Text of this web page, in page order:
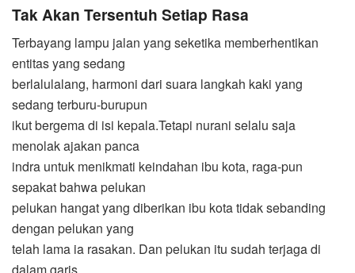
Tak Akan Tersentuh Setiap Rasa
Terbayang lampu jalan yang seketika memberhentikan
entitas yang sedang
berlalulalang, harmoni dari suara langkah kaki yang
sedang terburu-burupun
ikut bergema di isi kepala.Tetapi nurani selalu saja
menolak ajakan panca
indra untuk menikmati keindahan ibu kota, raga-pun
sepakat bahwa pelukan
pelukan hangat yang diberikan ibu kota tidak sebanding
dengan pelukan yang
telah lama ia rasakan. Dan pelukan itu sudah terjaga di